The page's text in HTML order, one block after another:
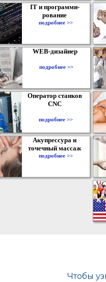
IT и программи-
рование
подробнее >>
WEB-дизайнер
подробнее >>
Оператор станков
CNC
подробнее >>
Акупрессура и
точечный массаж
подробнее >>